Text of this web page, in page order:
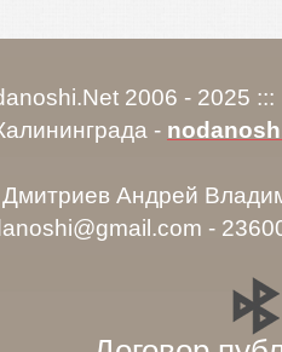
2006 - 2025
-
Андрей
-